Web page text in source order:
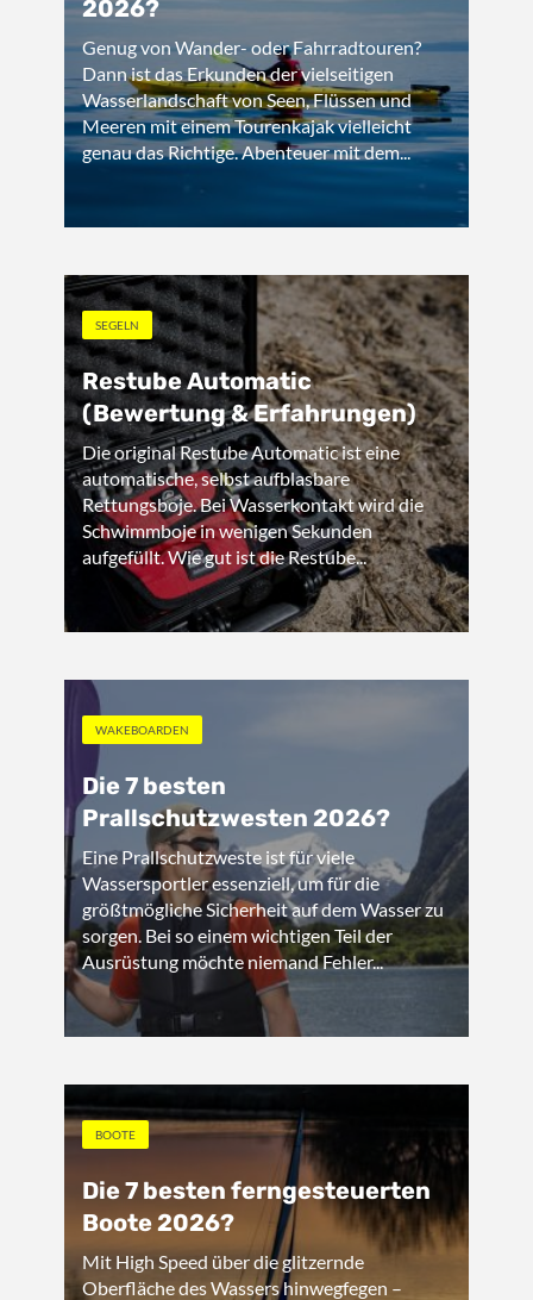
2026?
Genug von Wander- oder Fahrradtouren?
Dann ist das Erkunden der vielseitigen
Wasserlandschaft von Seen, Flüssen und
Meeren mit einem Tourenkajak vielleicht
genau das Richtige. Abenteuer mit dem...
SEGELN
Restube Automatic
(Bewertung & Erfahrungen)
Die original Restube Automatic ist eine
automatische, selbst aufblasbare
Rettungsboje. Bei Wasserkontakt wird die
Schwimmboje in wenigen Sekunden
aufgefüllt. Wie gut ist die Restube...
WAKEBOARDEN
Die 7 besten
Prallschutzwesten 2026?
Eine Prallschutzweste ist für viele
Wassersportler essenziell, um für die
größtmögliche Sicherheit auf dem Wasser zu
sorgen. Bei so einem wichtigen Teil der
Ausrüstung möchte niemand Fehler...
BOOTE
Die 7 besten ferngesteuerten
Boote 2026?
Mit High Speed über die glitzernde
Oberfläche des Wassers hinwegfegen –